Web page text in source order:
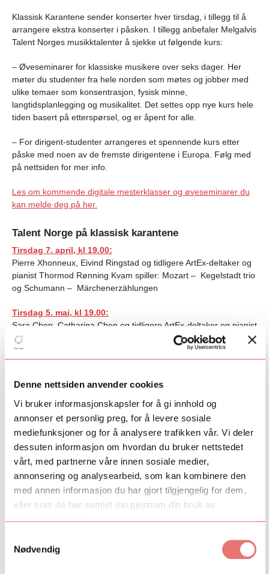
Denne nettsiden anvender cookies
Vi bruker informasjonskapsler for å gi innhold og
annonser et personlig preg, for å levere sosiale
mediefunksjoner og for å analysere trafikken vår. Vi deler
dessuten informasjon om hvordan du bruker nettstedet
vårt, med partnerne våre innen sosiale medier,
annonsering og analysearbeid, som kan kombinere den
med annen informasjon du har gjort tilgjengelig for dem,
eller som de har samlet inn gjennom din bruk av
tjenestene deres.
Nødvendig
Klassisk Karantene sender konserter hver tirsdag, i tillegg til å
arrangere ekstra konserter i påsken. I tillegg anbefaler Melgalvis
Talent Norges musikktalenter å sjekke ut følgende kurs:
– Øveseminarer for klassiske musikere over seks dager. Her
møter du studenter fra hele norden som møtes og jobber med
ulike temaer som konsentrasjon, fysisk minne,
langtidsplanlegging og musikalitet. Det settes opp nye kurs hele
tiden basert på etterspørsel, og er åpent for alle.
– For dirigent-studenter arrangeres et spennende kurs etter
påske med noen av de fremste dirigentene i Europa. Følg med
på nettsiden for mer info.
Les om kommende digitale mesterklasser og øveseminarer du
kan melde deg på her.
Talent Norge på klassisk karantene
Tirsdag 7. april, kl 19.00:
Pierre Xhonneux, Eivind Ringstad og tidligere ArtEx-deltaker og
pianist Thormod Rønning Kvam spiller: Mozart – Kegelstadt trio
og Schumann – Märchenerzählungen
Tirsdag 5. mai, kl 19.00:
Sara Chen, Catharina Chen og tidligere ArtEx-deltaker og pianist
Ole Christian Haagenrud spiller v
erker av Prokofiev, Faure,
Shostakovich, Brahms og Grieg med flere.
Se i reprise når som helst
Digital konsert 24. mars med Papillon-talenteneIngrid & Maria
W Ose:Kraggerud: Mantra- Metamorfosen.
Digital konsert fra 28. mars med Hilmartalentet Helga Myhr
Andre fantastiske klassiske konsertopplevelser fra
arkivet
Vinterfestspill i Bergstaden 2019 med KonstKnekt